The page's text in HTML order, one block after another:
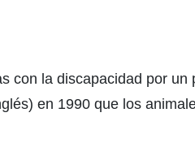
con la discapacidad por
en 1990 que los